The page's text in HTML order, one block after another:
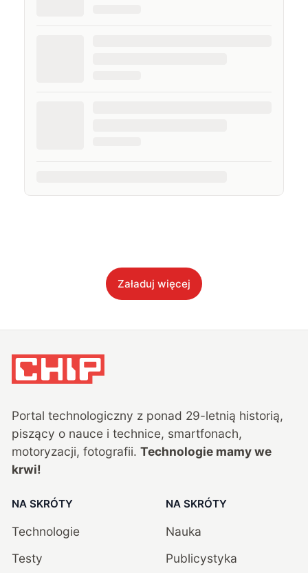
Załaduj więcej
Portal technologiczny z ponad 29-letnią historią,
piszący o nauce i technice, smartfonach,
motoryzacji, fotografii. Technologie mamy we
krwi!
NA SKRÓTY
Technologie
Testy
NA SKRÓTY
Nauka
Publicystyka